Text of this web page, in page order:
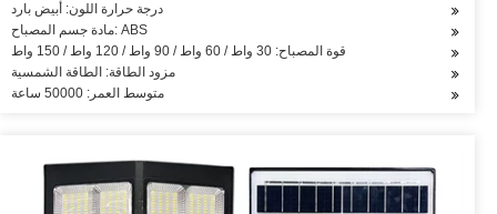
درجة حرارة اللون: أبيض بارد
مادة جسم المصباح: ABS
قوة المصباح: 30 واط / 60 واط / 90 واط / 120 واط / 150 واط
مزود الطاقة: الطاقة الشمسية
متوسط العمر: 50000 ساعة